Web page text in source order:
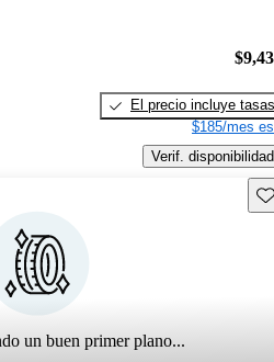
El precio incluye tasas
$185/mes
Verif. disponibilidad
un buen primer plano...